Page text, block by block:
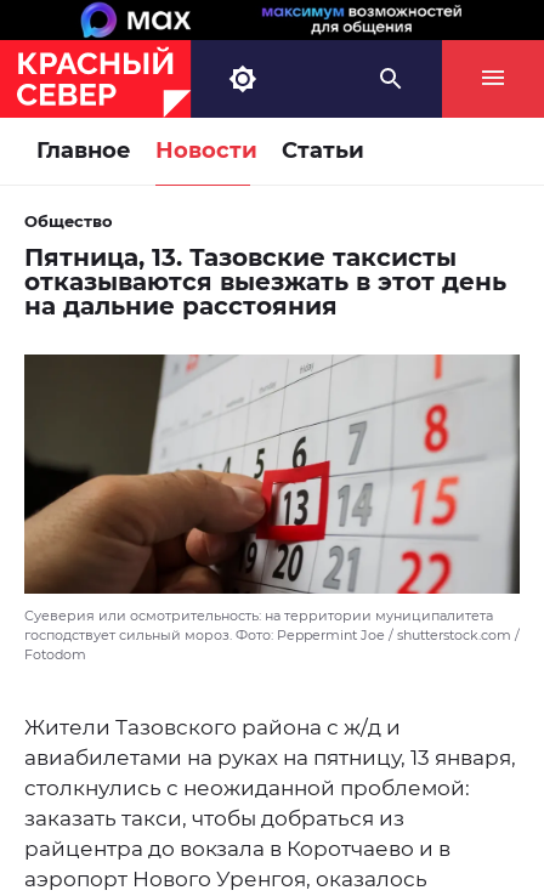
Главное Новости Статьи
Общество
Пятница, 13. Тазовские таксисты
отказываются выезжать в этот день
на дальние расстояния
Суеверия или осмотрительность: на территории муниципалитета
господствует сильный мороз. Фото: Peppermint Joe / shutterstock.com /
Fotodom
Жители Тазовского района с ж/д и
авиабилетами на руках на пятницу, 13 января,
столкнулись с неожиданной проблемой:
заказать такси, чтобы добраться из
райцентра до вокзала в Коротчаево и в
аэропорт Нового Уренгоя, оказалось